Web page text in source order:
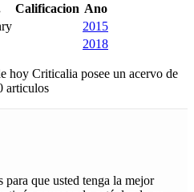
Calificacion Ano
2015
2018
hoy Criticalia posee un acervo de
articulos
que usted tenga la mejor